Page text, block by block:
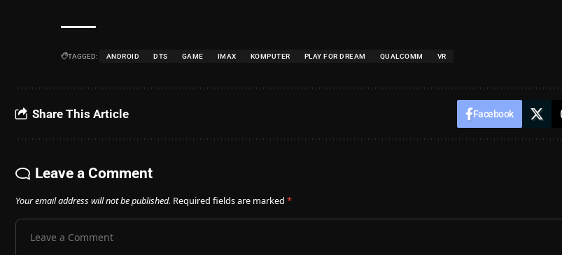
TAGGED: ANDROID DTS GAME IMAX KOMPUTER PLAY FOR DREAM QUALCOMM VR
Share This Article Facebook
Leave a Comment
Your email address will not be published. Required fields are marked *